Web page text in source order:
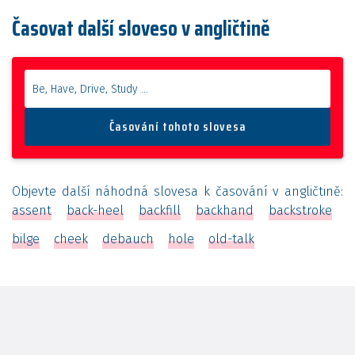
Časovat další sloveso v angličtině
Objevte další náhodná slovesa k časování v angličtině:
assent
back-heel backfill backhand
backstroke
bilge
cheek debauch hole old-talk